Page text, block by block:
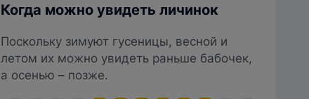
Когда можно увидеть личинок
Поскольку зимуют гусеницы, весной и
летом их можно увидеть раньше бабочек,
а осенью – позже.